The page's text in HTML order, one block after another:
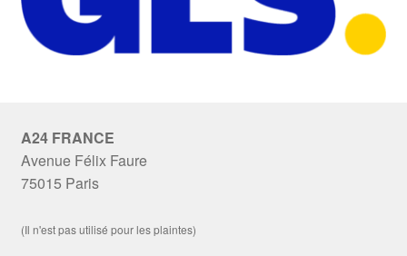
A24 FRANCE
Avenue Félix Faure
75015 Paris
(Il n'est pas utilisé pour les plaintes)